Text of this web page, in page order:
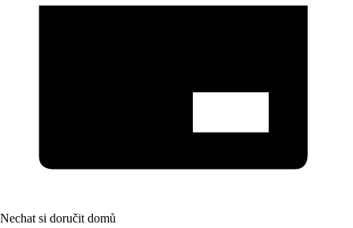
Nechat si doručit domů